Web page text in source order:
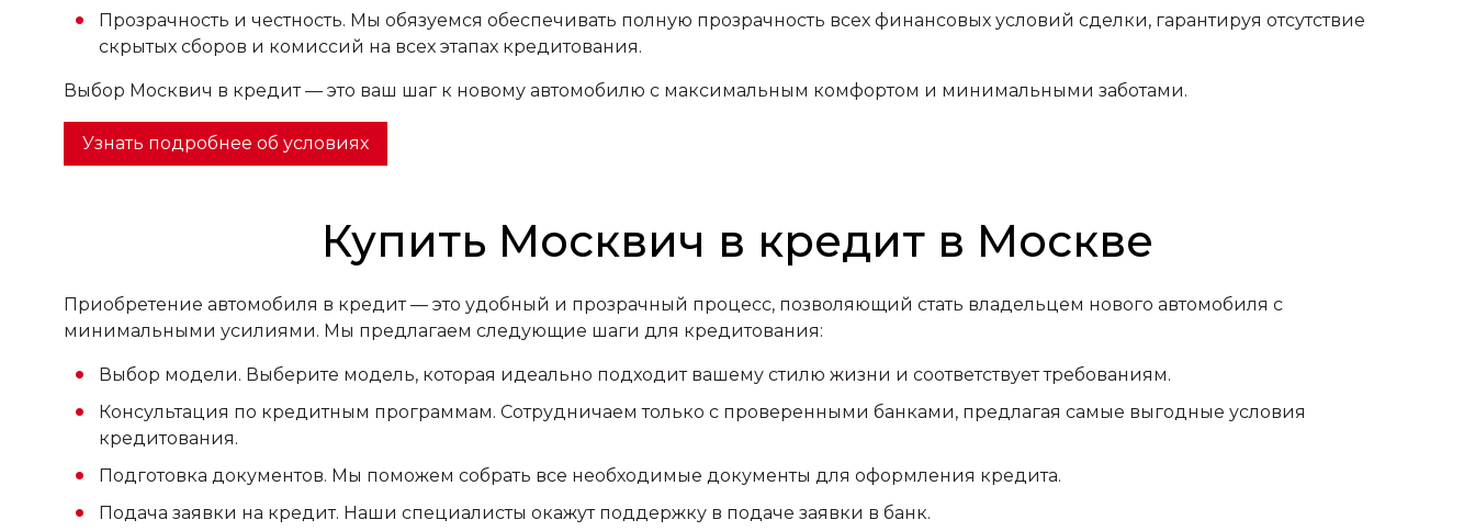
Прозрачность и честность. Мы обязуемся обеспечивать полную прозрачность всех финансовых условий сделки, гарантируя отсутствие
скрытых сборов и комиссий на всех этапах кредитования.
Выбор Москвич в кредит — это ваш шаг к новому автомобилю с максимальным комфортом и минимальными заботами.
Узнать подробнее об условиях
Купить Москвич в кредит в Москве
Приобретение автомобиля в кредит — это удобный и прозрачный процесс, позволяющий стать владельцем нового автомобиля с
минимальными усилиями. Мы предлагаем следующие шаги для кредитования:
Выбор модели. Выберите модель, которая идеально подходит вашему стилю жизни и соответствует требованиям.
Консультация по кредитным программам. Сотрудничаем только с проверенными банками, предлагая самые выгодные условия
кредитования.
Подготовка документов. Мы поможем собрать все необходимые документы для оформления кредита.
Подача заявки на кредит. Наши специалисты окажут поддержку в подаче заявки в банк.